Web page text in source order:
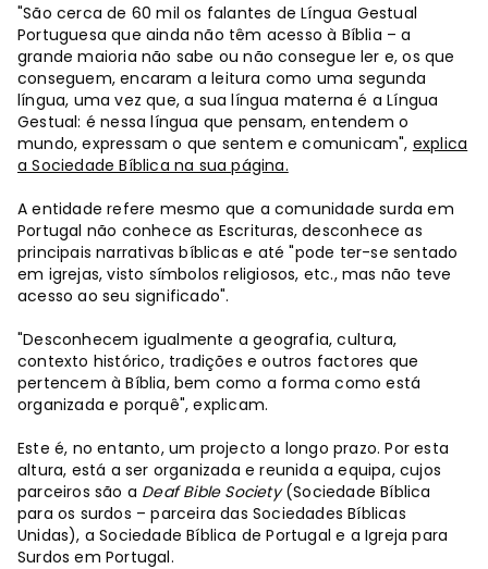
"São cerca de 60 mil os falantes de Língua Gestual
Portuguesa que ainda não têm acesso à Bíblia – a
grande maioria não sabe ou não consegue ler e, os que
conseguem, encaram a leitura como uma segunda
língua, uma vez que, a sua língua materna é a Língua
Gestual: é nessa língua que pensam, entendem o
mundo, expressam o que sentem e comunicam", explica
a Sociedade Bíblica na sua página.
A entidade refere mesmo que a comunidade surda em
Portugal não conhece as Escrituras, desconhece as
principais narrativas bíblicas e até "pode ter-se sentado
em igrejas, visto símbolos religiosos, etc., mas não teve
acesso ao seu significado".
"Desconhecem igualmente a geografia, cultura,
contexto histórico, tradições e outros factores que
pertencem à Bíblia, bem como a forma como está
organizada e porquê", explicam.
Este é, no entanto, um projecto a longo prazo. Por esta
altura, está a ser organizada e reunida a equipa, cujos
parceiros são a Deaf Bible Society(Sociedade Bíblica
para os surdos – parceira das Sociedades Bíblicas
Unidas), a Sociedade Bíblica de Portugal e a Igreja para
Surdos em Portugal.